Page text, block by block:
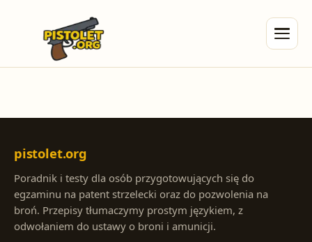
pistolet.org
Poradnik i testy dla osób przygotowujących się do
egzaminu na patent strzelecki oraz do pozwolenia na
broń. Przepisy tłumaczymy prostym językiem, z
odwołaniem do ustawy o broni i amunicji.